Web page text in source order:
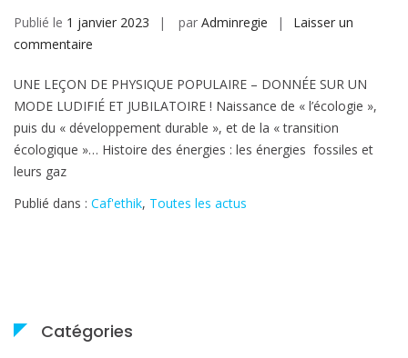
Publié le 1 janvier 2023 par Adminregie
Laisser un
commentaire
:
« Energitude
et
citoyennification »
20/01
la
UNE LEÇON DE PHYSIQUE POPULAIRE – DONNÉE SUR UN
MODE LUDIFIÉ ET JUBILATOIRE ! Naissance de « l’écologie »,
puis du « développement durable », et de la « transition
écologique »… Histoire des énergies : les énergies fossiles et
leurs gaz
Publié dans : Caf'ethik, Toutes les actus
Catégories